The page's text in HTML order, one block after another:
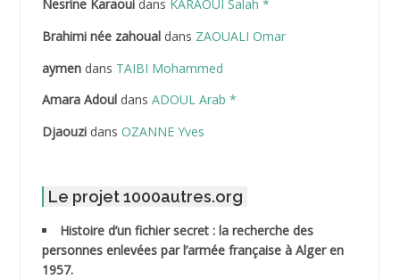
ABDELLI Mohamed
ABDELLI Mohamed *
ABDELMOUMENE Ahmed
ABDESMED Mohamed ben Kaddour
Nesrine Karaouidans KARAOUI Salah *
Brahimi née zahoualdans ZAOUALI Omar
aymendans TAIBI Mohammed
Amara Adouldans ADOUL Arab *
Djaouzidans OZANNE Yves
Le projet 1000autres.org
Histoire d’un fichier secret : la recherche des
personnes enlevées par l’armée française à Alger en
1957.